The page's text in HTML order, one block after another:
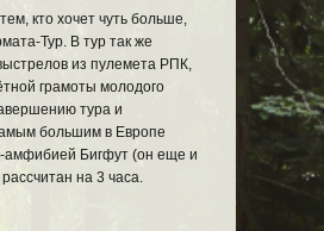
кто хочет чуть больше,
Тур. В тур так же
из пулемета РПК,
грамоты молодого
тура и
большим в Европе
амфибией Бигфут (он еще и
на 3 часа.